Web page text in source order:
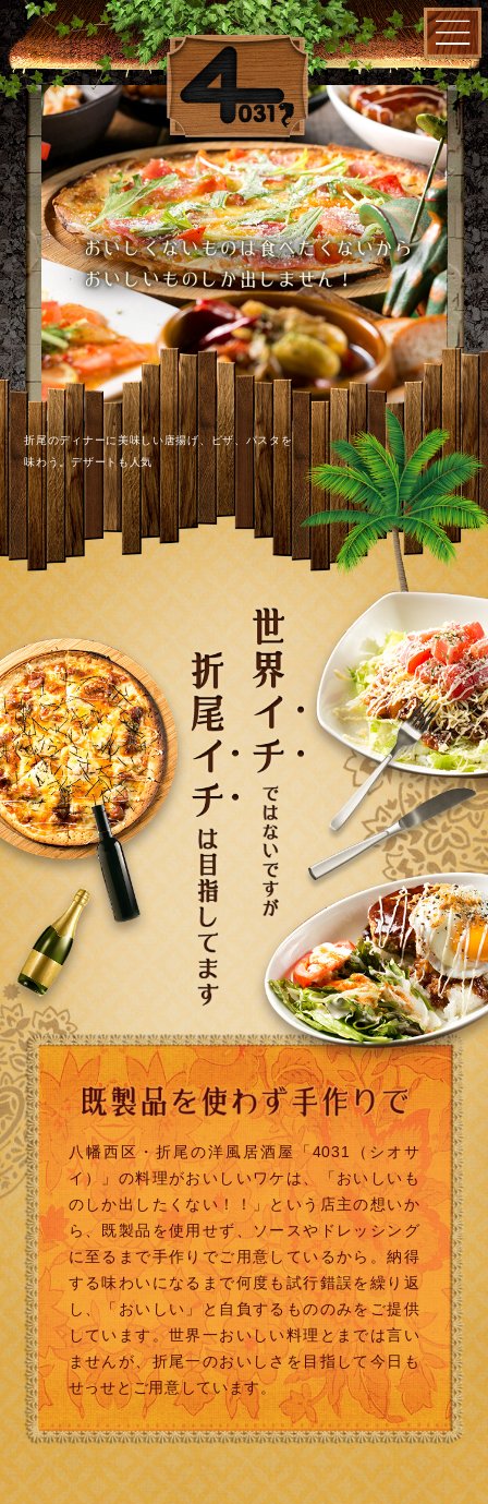
折尾のディナーに美味しい唐揚げ、ピザ、パスタを
味わう。デザートも人気
八幡西区・折尾の洋風居酒屋「4031（シオサ
イ）」の料理がおいしいワケは、「おいしいも
のしか出したくない！！」という店主の想いか
ら、既製品を使用せず、ソースやドレッシング
に至るまで手作りでご用意しているから。納得
する味わいになるまで何度も試行錯誤を繰り返
し、「おいしい」と自負するもののみをご提供
しています。世界一おいしい料理とまでは言い
ませんが、折尾一のおいしさを目指して今日も
せっせとご用意しています。